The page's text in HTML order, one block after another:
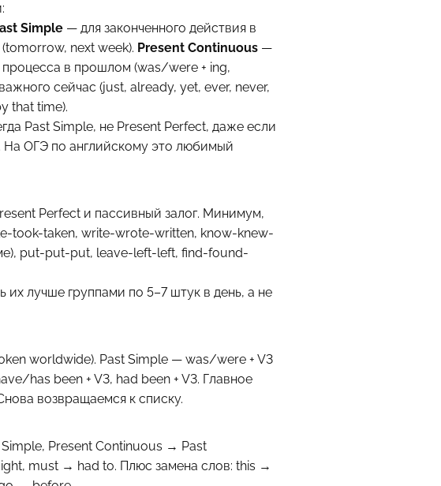
Simple — для законченного действия в
next week). Present Continuous —
в прошлом (was/were + ing,
сейчас (just, already, yet, ever, never,
that time).
Past Simple, не Present Perfect, даже если
На ОГЭ по английскому это любимый
Perfect и пассивный залог. Минимум,
took-taken, write-wrote-written, know-knew-
put-put-put, leave-left-left, find-found-
их лучше группами по 5–7 штук в день, а не
worldwide). Past Simple — was/were + V3
has been + V3, had been + V3. Главное
возвращаемся к списку.
Present Continuous → Past
must → had to. Плюс замена слов: this →